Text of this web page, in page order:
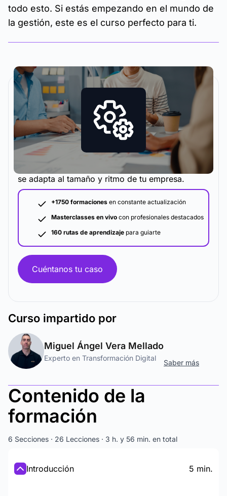
todo esto. Si estás empezando en el mundo de
la gestión, este es el curso perfecto para ti.
La metodología y plataforma de formación que
se adapta al tamaño y ritmo de tu empresa.
+1750 formaciones en constante actualización
Masterclasses en vivo con profesionales destacados
160 rutas de aprendizaje para guiarte
Cuéntanos tu caso
Curso impartido por
Miguel Ángel Vera Mellado
Experto en Transformación Digital
Saber más
Contenido de la
formación
6 Secciones · 26 Lecciones · 3 h. y 56 min. en total
Introducción 5 min.